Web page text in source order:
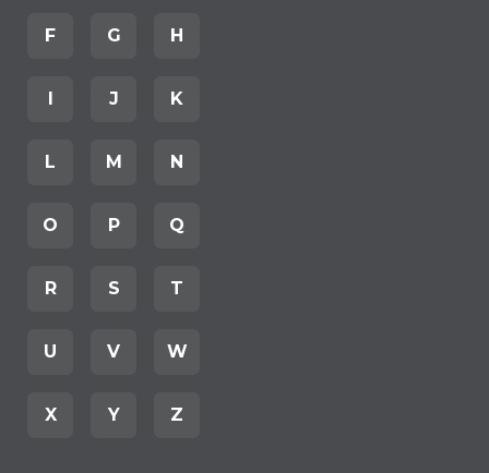
F G H
I J K
L M N
O P Q
R S T
U V W
X Y Z